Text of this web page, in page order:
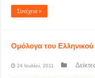
Συνέχεια »
Ομόλογα του
24 Ιουλίου, 2011